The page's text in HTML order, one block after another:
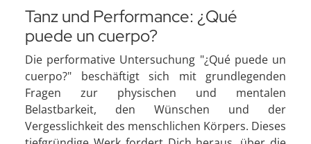
Tanz und Performance: ¿Qué
puede un cuerpo?
Die performative Untersuchung "¿Qué puede un
cuerpo?" beschäftigt sich mit grundlegenden
Fragen zur physischen und mentalen
Belastbarkeit, den Wünschen und der
Vergesslichkeit des menschlichen Körpers. Dieses